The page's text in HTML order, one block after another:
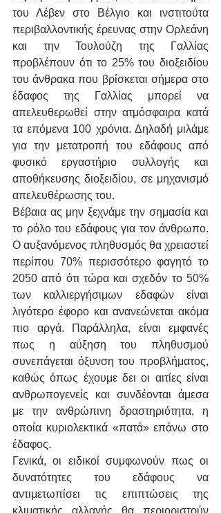
του Λέβεν στο Βέλγιο και ινστιτούτα
περιβαλλοντικής έρευνας στην Ορλεάνη
και την Τουλούζη της Γαλλίας
προβλέπουν ότι το 25% του διοξειδίου
του άνθρακα που βρίσκεται σήμερα στο
έδαφος της Γαλλίας μπορεί να
απελευθερωθεί στην ατμόσφαιρα κατά
τα επόμενα 100 χρόνια. Δηλαδή μιλάμε
για την μετατροπή του εδάφους από
φυσικό εργαστήριο συλλογής και
αποθήκευσης διοξειδίου, σε μηχανισμό
απελευθέρωσης του.
Βέβαια ας μην ξεχνάμε την σημασία και
το ρόλο του εδάφους για τον άνθρωπο.
Ο αυξανόμενος πληθυσμός θα χρειαστεί
περίπου 70% περισσότερο φαγητό το
2050 από ότι τώρα και σχεδόν το 50%
των καλλιεργήσιμων εδαφών είναι
λιγότερο έφορο και ανανεώνεται ακόμα
πιο αργά. Παράλληλα, είναι εμφανές
πως η αύξηση του πληθυσμού
συνεπάγεται όξυνση του προβλήματος,
καθώς όπως έχουμε δει οι αιτίες είναι
ανθρωπογενείς και συνδέονται άμεσα
με την ανθρώπινη δραστηριότητα, η
οποία κυριολεκτικά «πατά» επάνω στο
έδαφος.
Γενικά, οι ειδικοί συμφωνούν πως οι
δυνατότητες του εδάφους να
αντιμετωπίσει τις επιπτώσεις της